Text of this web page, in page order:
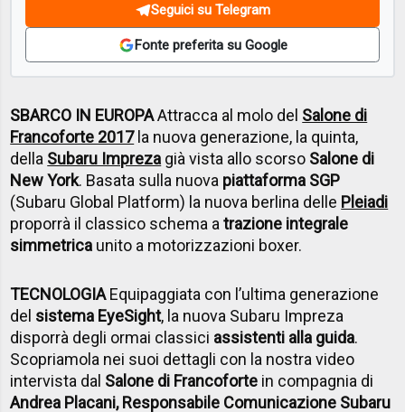
Seguici su Telegram
Fonte preferita su Google
SBARCO IN EUROPAAttracca al molo del Salone di
Francoforte 2017la nuova generazione, la quinta,
della Subaru Impreza già vista allo scorso Salone di
New York. Basata sulla nuova piattaforma SGP
(Subaru Global Platform) la nuova berlina delle Pleiadi
proporrà il classico schema atrazione integrale
simmetrica unito a motorizzazioni boxer.
TECNOLOGIAEquipaggiata con l’ultima generazione
del sistema EyeSight, la nuova Subaru Impreza
disporrà degli ormai classici assistenti alla guida.
Scopriamola nei suoi dettagli con la nostra video
intervista dal Salone di Francoforte in compagnia di
Andrea Placani, Responsabile Comunicazione Subaru